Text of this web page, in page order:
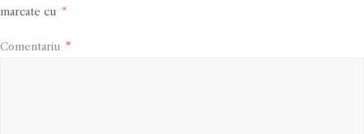
marcate cu *
Comentariu *